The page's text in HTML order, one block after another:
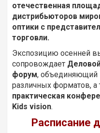
отечественная
дистрибьюторов
оптики с
торговли.
Экспозицию осенней
сопровождает
форум, объединяющий
различных форматов, а
практическая
Kids vision.
Расписание